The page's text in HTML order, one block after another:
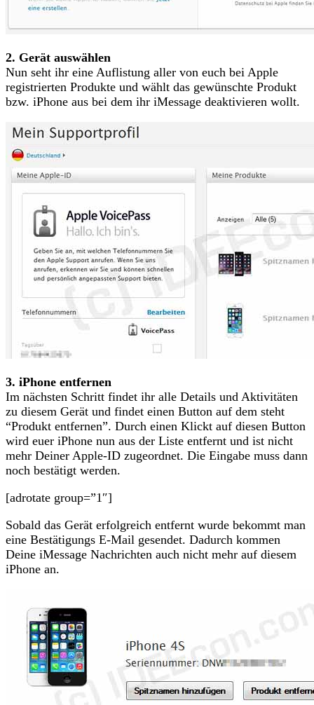
2. Gerät auswählen
Nun seht ihr eine Auflistung aller von euch bei Apple
registrierten Produkte und wählt das gewünschte Produkt
bzw. iPhone aus bei dem ihr iMessage deaktivieren wollt.
3. iPhone entfernen
Im nächsten Schritt findet ihr alle Details und Aktivitäten
zu diesem Gerät und findet einen Button auf dem steht
“Produkt entfernen”. Durch einen Klickt auf diesen Button
wird euer iPhone nun aus der Liste entfernt und ist nicht
mehr Deiner Apple-ID zugeordnet. Die Eingabe muss dann
noch bestätigt werden.
[adrotate group=”1″]
Sobald das Gerät erfolgreich entfernt wurde bekommt man
eine Bestätigungs E-Mail gesendet. Dadurch kommen
Deine iMessage Nachrichten auch nicht mehr auf diesem
iPhone an.